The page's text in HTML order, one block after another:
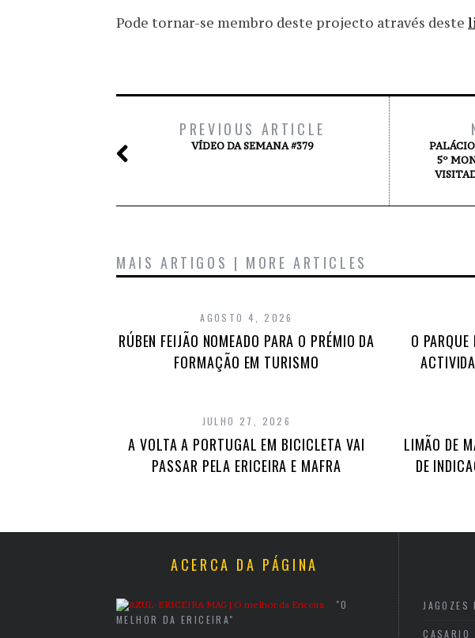
Pode tornar-se membro deste projecto através deste
PREVIOUS ARTICLE
VÍDEO DA SEMANA #379
5º
MAIS ARTIGOS | MORE ARTICLES
AGOSTO 4, 2026
RÚBEN FEIJÃO NOMEADO PARA O PRÉMIO DA
FORMAÇÃO EM TURISMO
O
JULHO 27, 2026
A VOLTA A PORTUGAL EM BICICLETA VAI
PASSAR PELA ERICEIRA E MAFRA
LIMÃO DE
DE
ACERCA DA PÁGINA
"O
MELHOR DA ERICEIRA"
JAGOZES
CASARIO